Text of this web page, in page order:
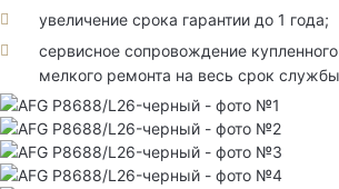
увеличение срока гарантии до 1 года;
сервисное сопровождение
мелкого ремонта на весь срок